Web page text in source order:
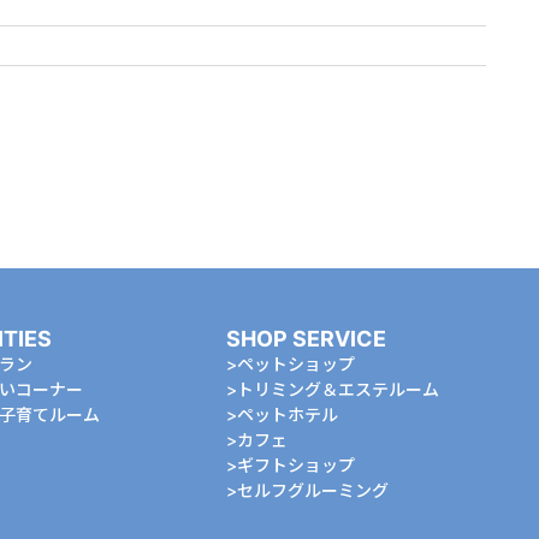
ン
コーナー
育てルーム
SHOP SERVICE
ペットショップ
トリミング＆エステルーム
ペットホテル
カフェ
ギフトショップ
セルフグルーミング